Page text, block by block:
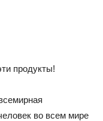
продукты!
во всем мире